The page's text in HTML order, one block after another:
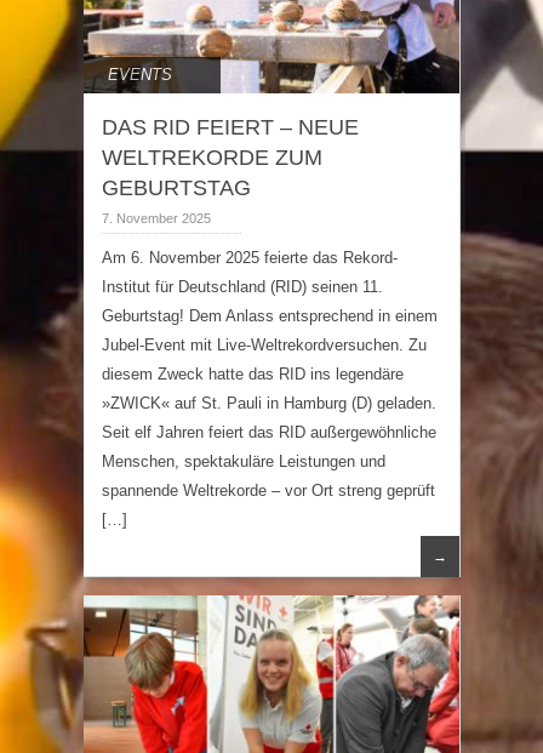
EVENTS
DAS RID FEIERT – NEUE
WELTREKORDE ZUM
GEBURTSTAG
7. November 2025
Am 6. November 2025 feierte das Rekord-
Institut für Deutschland (RID) seinen 11.
Geburtstag! Dem Anlass entsprechend in einem
Jubel-Event mit Live-Weltrekordversuchen. Zu
diesem Zweck hatte das RID ins legendäre
»ZWICK« auf St. Pauli in Hamburg (D) geladen.
Seit elf Jahren feiert das RID außergewöhnliche
Menschen, spektakuläre Leistungen und
spannende Weltrekorde – vor Ort streng geprüft
[…]
→